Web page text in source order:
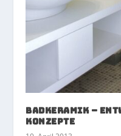
Badkeramik –
Konzepte